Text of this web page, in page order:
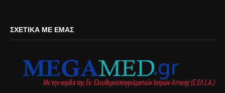
ΣΧΕΤΙΚΆ ΜΕ ΕΜΆΣ